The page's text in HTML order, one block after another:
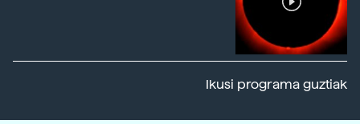
Ikusi programa guztiak